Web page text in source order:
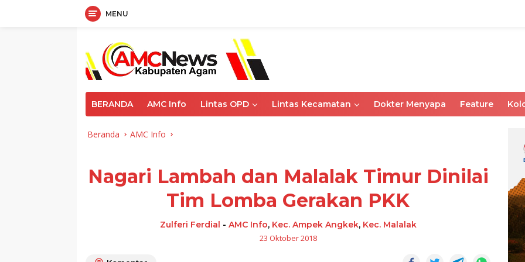
MENU
BERANDA AMC Info Lintas OPD Lintas Kecamatan Dokter Menyapa Feature
Beranda AMC Info
Nagari Lambah dan Malalak Timur Dinilai
Tim Lomba Gerakan PKK
Zulferi Ferdial - AMC Info, Kec. Ampek Angkek, Kec. Malalak
23 Oktober 2018